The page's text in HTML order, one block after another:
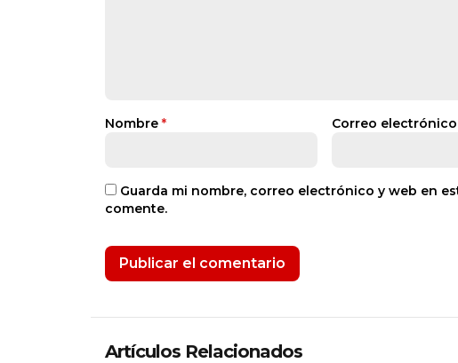
Nombre * Correo electrónico
Guarda mi nombre, correo electrónico y web en
comente.
Artículos Relacionados